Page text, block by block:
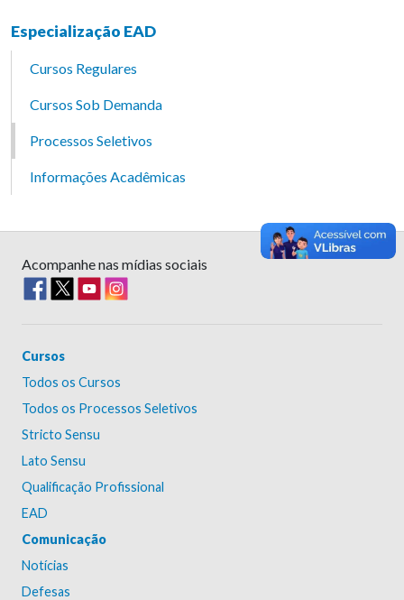
Especialização EAD
Cursos Regulares
Cursos Sob Demanda
Processos Seletivos
Informações Acadêmicas
Acompanhe nas mídias sociais
Cursos
Todos os Cursos
Todos os Processos Seletivos
Stricto Sensu
Lato Sensu
Qualificação Profissional
EAD
Comunicação
Notícias
Defesas